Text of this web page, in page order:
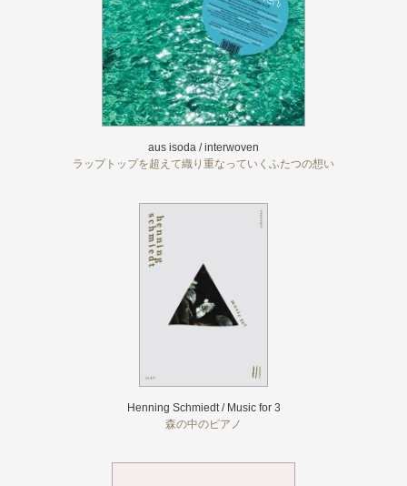
aus isoda / interwoven
ラップトップを超えて織り重なっていくふたつの想い
Henning Schmiedt / Music for 3
森の中のピアノ